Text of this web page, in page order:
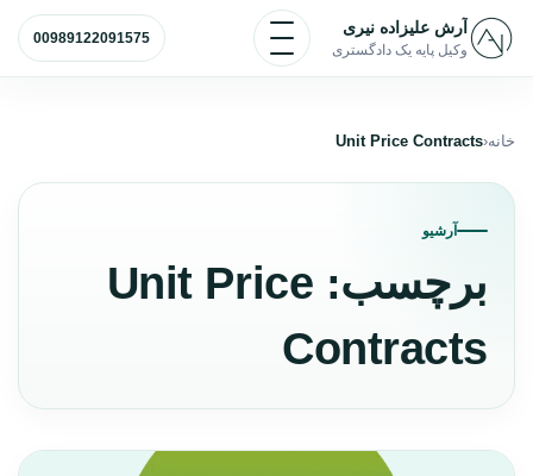
پرش به محتوا
آرش علیزاده نیری
وکیل پایه یک دادگستری
باز و بسته کردن منو
00989122091575
خانه Unit Price Contracts
آرشیو
برچسب: Unit Price
Contracts